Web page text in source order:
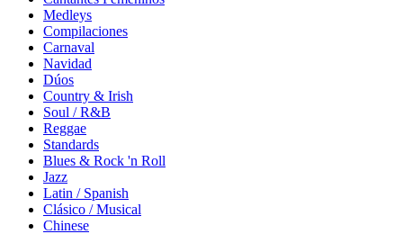
Medleys
Compilaciones
Carnaval
Navidad
Dúos
Country & Irish
Soul / R&B
Reggae
Standards
Blues & Rock 'n Roll
Jazz
Latin / Spanish
Clásico / Musical
Chinese